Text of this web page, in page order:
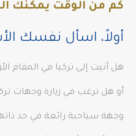
كم من الوقت يمكنك
أولاً، اسأل نفسك
هل أتيت إلى تركيا في المقام
أو هل ترغب في زيارة وجهات
وجهة سياحية رائعة في حد